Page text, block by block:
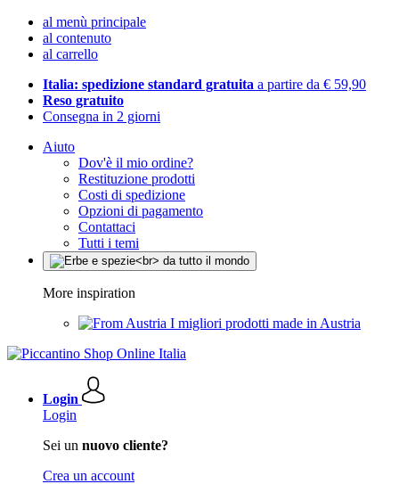
al menù principale
al contenuto
al carrello
Italia: spedizione standard gratuita a partire da € 59,90
Reso gratuito
Consegna in 2 giorni
Aiuto
Dov'è il mio ordine?
Restituzione prodotti
Costi di spedizione
Opzioni di pagamento
Contattaci
Tutti i temi
More inspiration
I migliori prodotti made in Austria
Login
Login
Sei un nuovo cliente?
Crea un account